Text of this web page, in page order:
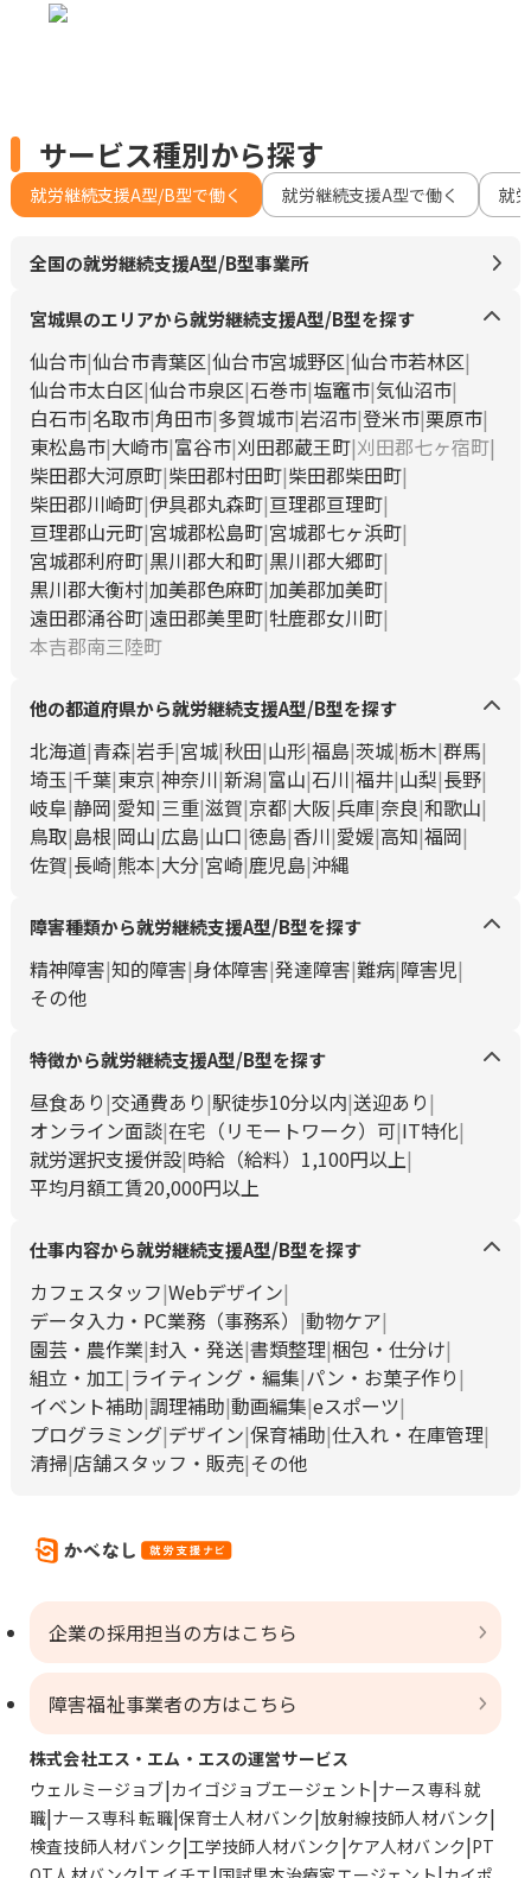
サービス種別から探す
就労継続支援A型/B型で働く 就労継続支援A型で働く 就
全国の就労継続支援A型/B型事業所
宮城県のエリアから就労継続支援A型/B型を探す
仙台市 仙台市青葉区 仙台市宮城野区 仙台市若林区
仙台市太白区 仙台市泉区 石巻市 塩竈市 気仙沼市
白石市 名取市 角田市 多賀城市 岩沼市 登米市 栗原市
東松島市 大崎市 富谷市 刈田郡蔵王町 刈田郡七ヶ宿町
柴田郡大河原町 柴田郡村田町 柴田郡柴田町
柴田郡川崎町 伊具郡丸森町 亘理郡亘理町
亘理郡山元町 宮城郡松島町 宮城郡七ヶ浜町
宮城郡利府町 黒川郡大和町 黒川郡大郷町
黒川郡大衡村 加美郡色麻町 加美郡加美町
遠田郡涌谷町 遠田郡美里町 牡鹿郡女川町
本吉郡南三陸町
他の都道府県から就労継続支援A型/B型を探す
北海道 青森 岩手 宮城 秋田 山形 福島 茨城 栃木 群馬
埼玉 千葉 東京 神奈川 新潟 富山 石川 福井 山梨 長野
岐阜 静岡 愛知 三重 滋賀 京都 大阪 兵庫 奈良 和歌山
鳥取 島根 岡山 広島 山口 徳島 香川 愛媛 高知 福岡
佐賀 長崎 熊本 大分 宮崎 鹿児島 沖縄
障害種類から就労継続支援A型/B型を探す
精神障害 知的障害 身体障害 発達障害 難病 障害児
その他
特徴から就労継続支援A型/B型を探す
昼食あり 交通費あり 駅徒歩10分以内 送迎あり
オンライン面談 在宅（リモートワーク）可 IT特化
就労選択支援併設 時給（給料）1,100円以上
平均月額工賃20,000円以上
仕事内容から就労継続支援A型/B型を探す
カフェスタッフ Webデザイン
データ入力・PC業務（事務系）
動物ケア
園芸・農作業 封入・発送 書類整理 梱包・仕分け
組立・加工 ライティング・編集 パン・お菓子作り
イベント補助 調理補助 動画編集 eスポーツ
プログラミング デザイン 保育補助 仕入れ・在庫管理
清掃 店舗スタッフ・販売 その他
企業の採用担当の方はこちら
障害福祉事業者の方はこちら
株式会社エス・エム・エスの運営サービス
ウェルミージョブ カイゴジョブエージェント ナース専科 就
職 ナース専科 転職 保育士人材バンク 放射線技師人材バンク
検査技師人材バンク 工学技師人材バンク ケア人材バンク PT